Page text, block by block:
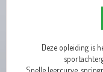
Deze opleiding is
Snelle leercurve,